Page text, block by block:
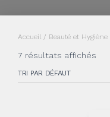
Accueil / Beauté et Hygiène
7 résultats affichés